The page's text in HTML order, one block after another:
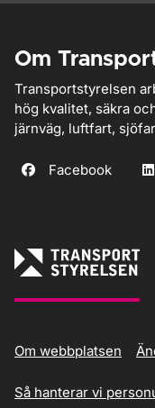
Om
Transportstyrelsen
hög kvalitet, säkra
järnväg, luftfart,
Facebook
Om webbplatsen
Så hanterar vi